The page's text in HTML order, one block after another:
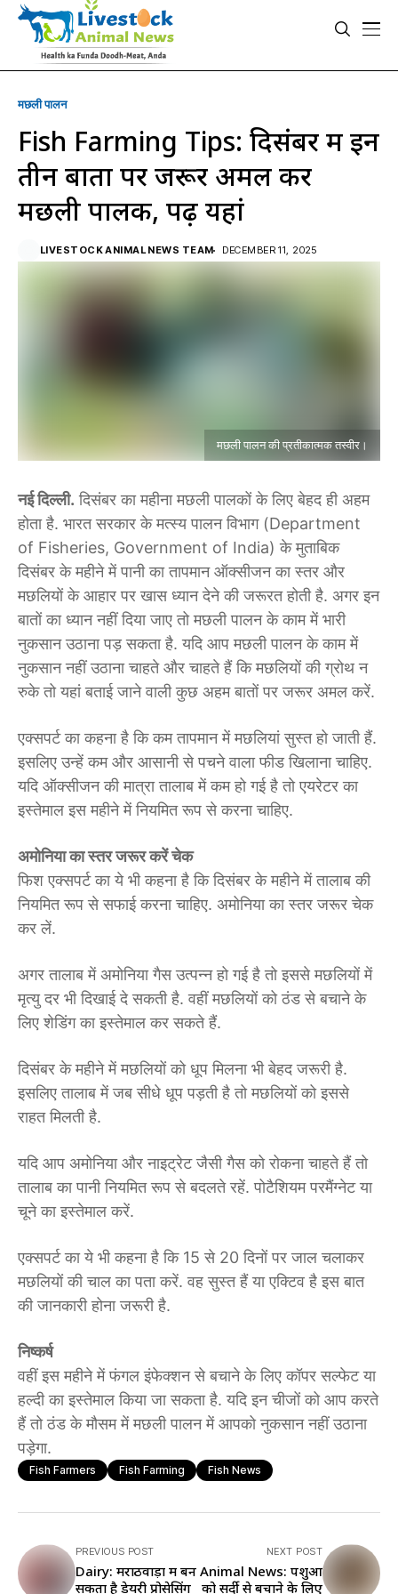
मछली पालन
Fish Farming Tips: दिसंबर में इन
तीन बातों पर जरूर अमल करें
मछली पालक, पढ़ें यहां
LIVESTOCK ANIMAL NEWS TEAM DECEMBER 11, 2025
मछली पालन की प्रतीकात्मक तस्वीर।
नई दिल्ली. दिसंबर का महीना मछली पालकों के लिए बेहद ही अहम
होता है. भारत सरकार के मत्स्य पालन विभाग (Department
of Fisheries, Government of India) के मुताबिक
दिसंबर के महीने में पानी का तापमान ऑक्सीजन का स्तर और
मछलियों के आहार पर खास ध्यान देने की जरूरत होती है. अगर इन
बातों का ध्यान नहीं दिया जाए तो मछली पालन के काम में भारी
नुकसान उठाना पड़ सकता है. यदि आप मछली पालन के काम में
नुकसान नहीं उठाना चाहते और चाहते हैं कि मछलियों की ग्रोथ न
रुके तो यहां बताई जाने वाली कुछ अहम बातों पर जरूर अमल करें.
एक्सपर्ट का कहना है कि कम तापमान में मछलियां सुस्त हो जाती हैं.
इसलिए उन्हें कम और आसानी से पचने वाला फीड खिलाना चाहिए.
यदि ऑक्सीजन की मात्रा तालाब में कम हो गई है तो एयरेटर का
इस्तेमाल इस महीने में नियमित रूप से करना चाहिए.
अमोनिया का स्तर जरूर करें चेक
फिश एक्सपर्ट का ये भी कहना है कि दिसंबर के महीने में तालाब की
नियमित रूप से सफाई करना चाहिए. अमोनिया का स्तर जरूर चेक
कर लें.
अगर तालाब में अमोनिया गैस उत्पन्न हो गई है तो इससे मछलियों में
मृत्यु दर भी दिखाई दे सकती है. वहीं मछलियों को ठंड से बचाने के
लिए शेडिंग का इस्तेमाल कर सकते हैं.
दिसंबर के महीने में मछलियों को धूप मिलना भी बेहद जरूरी है.
इसलिए तालाब में जब सीधे धूप पड़ती है तो मछलियों को इससे
राहत मिलती है.
यदि आप अमोनिया और नाइट्रेट जैसी गैस को रोकना चाहते हैं तो
तालाब का पानी नियमित रूप से बदलते रहें. पोटैशियम परमैंग्नेट या
चूने का इस्तेमाल करें.
एक्सपर्ट का ये भी कहना है कि 15 से 20 दिनों पर जाल चलाकर
मछलियों की चाल का पता करें. वह सुस्त हैं या एक्टिव है इस बात
की जानकारी होना जरूरी है.
निष्कर्ष
वहीं इस महीने में फंगल इंफेक्शन से बचाने के लिए कॉपर सल्फेट या
हल्दी का इस्तेमाल किया जा सकता है. यदि इन चीजों को आप करते
हैं तो ठंड के मौसम में मछली पालन में आपको नुकसान नहीं उठाना
पड़ेगा.
Fish Farmers Fish Farming Fish News
PREVIOUS POST
Dairy: मराठवाड़ा में बन
सकता है डेयरी प्रोसेसिंग
NEXT POST
Animal News: पशुओं
को सर्दी से बचाने के लिए